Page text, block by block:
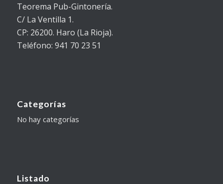
Teorema Pub-Gintonería.
C/ La Ventilla 1.
CP: 26200. Haro (La Rioja).
Teléfono: 941 70 23 51
Categorías
No hay categorías
Listado